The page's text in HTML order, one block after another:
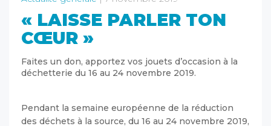
« LAISSE PARLER TON
CŒUR »
Faites un don, apportez vos jouets d’occasion à la
déchetterie du 16 au 24 novembre 2019.
Pendant la semaine européenne de la réduction
des déchets à la source, du 16 au 24 novembre 2019,